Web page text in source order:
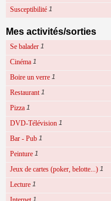
Susceptibilité 1
Mes activités/sorties
Se balader 1
Cinéma 1
Boire un verre 1
Restaurant 1
Pizza 1
DVD-Télévision 1
Bar - Pub 1
Peinture 1
Jeux de cartes (poker, belotte...) 1
Lecture 1
1